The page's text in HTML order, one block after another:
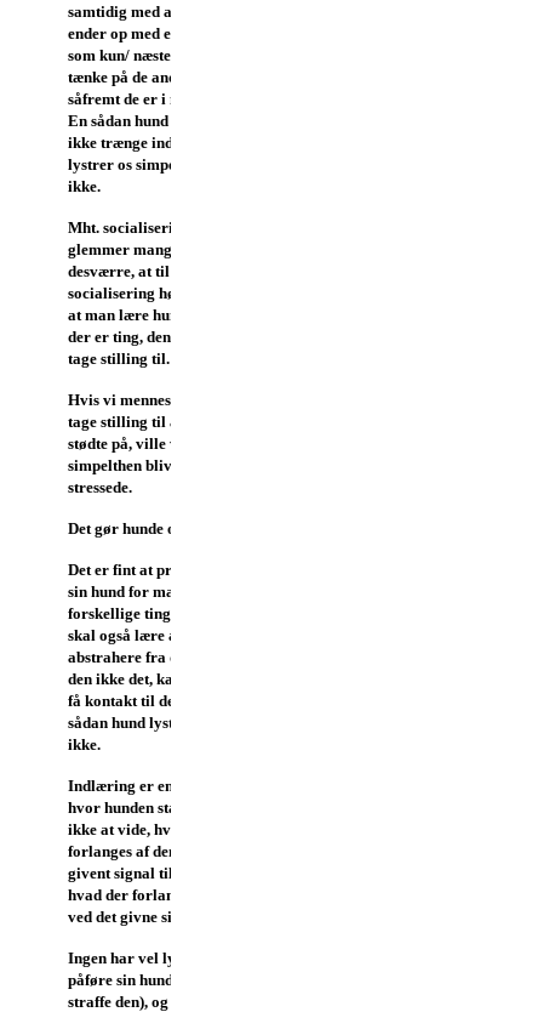
samtidig med at man ikke
ender op med en hund,
som kun/ næsten kun kan
tænke på de andre hunde,
såfremt de er i nærheden.
En sådan hund kan man
ikke trænge ind til, - den
lystrer os simpelthen
ikke.
Mht. socialisering
glemmer mange
desværre, at til en god
socialisering høre også,
at man lære hunden, at
der er ting, den ikke skal
tage stilling til.
Hvis vi mennesker skulle
tage stilling til alt, som vi
stødte på, ville vi ganske
simpelthen blive
stressede.
Det gør hunde også.
Det er fint at præsentere
sin hund for mange
forskellige ting, men den
skal også lære at
abstrahere fra dem. Kan
den ikke det, kan vi ikke
få kontakt til den, og en
sådan hund lystrer os
ikke.
Indlæring er en proces,
hvor hunden starter med
ikke at vide, hvad der
forlanges af den på et
givent signal til at forstå,
hvad der forlangs af den
ved det givne signal.
Ingen har vel lyst til at
påføre sin hund ubehag (
straffe den), og det er da